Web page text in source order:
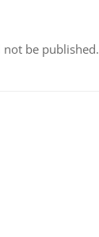
be published.